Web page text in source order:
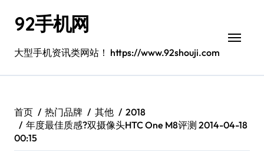
92手机网
大型手机资讯类网站！ https://www.92shouji.com
首页 热门品牌 其他
2018
年度最佳质感?双摄像头HTC One M8评测 2014-04-18
00:15